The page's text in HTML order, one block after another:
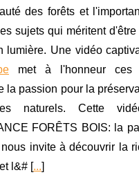
des forêts et
sujets qui méritent
lumière. Une vidéo
met à l'honneur ces
la passion pour la
naturels. Cette
FORÊTS BOIS: la
nous invite à découvrir la
l&# [...]